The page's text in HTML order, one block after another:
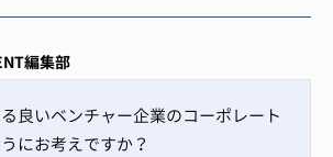
編集部
良いベンチャー企業のコーポレート
にお考えですか？